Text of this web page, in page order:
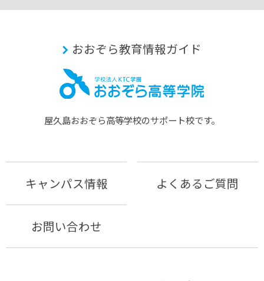
おおぞら教育情報ガイド
屋久島おおぞら⾼等学校のサポート校です。
キャンパス情報 よくあるご質問
お問い合わせ